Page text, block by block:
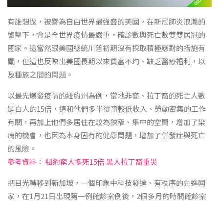
有誰想過，被譽為自由世界最強盛的美國，在新冠肺炎浪潮的
襲擊下，會是全世界疫情最嚴重，確診數與死亡數雙雙居冠的
國家。這當然跟美國總統川普初期沒有採取積極應對的措施有
關，但這也反映出美國長期以來貧富不均、缺乏醫療福利，以
及種族之間的問題。
以最先爆發疫情的紐約州為例，當地非裔、拉丁裔的死亡人數
是白人的15倍，這和他們多半從事較低收入、勞動密集的工作
有關，再加上他們多居住在較為狹窄、集中的空間，增加了染
病的機會，也因為本身固有的健康問題，增加了併發症與死亡
的風險。
參考資料： 紐約窮人多死15倍 黑人拉丁裔重災
把目光轉移到新加坡，一個印象中科技發達、有秩序的先進國
家，在1月21日出現第一例確診案例後，2個多月的時間確診案